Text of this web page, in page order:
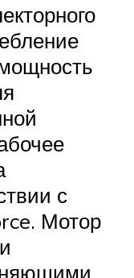
с
Мотор